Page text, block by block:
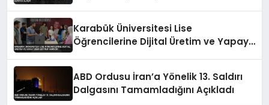
Karabük Üniversitesi Lise
Öğrencilerine Dijital Üretim ve Yapay
ABD Ordusu İran’a Yönelik 13. Saldırı
Dalgasını Tamamladığını Açıkladı